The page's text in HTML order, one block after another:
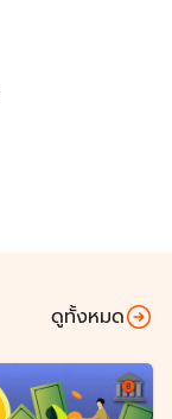
ดูทั้งหมด